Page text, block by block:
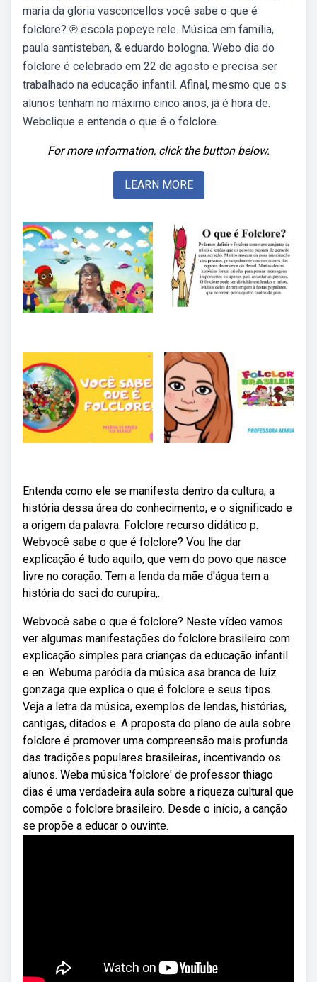
maria da gloria vasconcellos você sabe o que é
folclore? ℗ escola popeye rele. Música em família,
paula santisteban, & eduardo bologna. Webo dia do
folclore é celebrado em 22 de agosto e precisa ser
trabalhado na educação infantil. Afinal, mesmo que os
alunos tenham no máximo cinco anos, já é hora de.
Webclique e entenda o que é o folclore.
For more information, click the button below.
LEARN MORE
Entenda como ele se manifesta dentro da cultura, a
história dessa área do conhecimento, e o significado e
a origem da palavra. Folclore recurso didático p.
Webvocê sabe o que é folclore? Vou lhe dar
explicação é tudo aquilo, que vem do povo que nasce
livre no coração. Tem a lenda da mãe d'água tem a
história do saci do curupira,.
Webvocê sabe o que é folclore? Neste vídeo vamos
ver algumas manifestações do folclore brasileiro com
explicação simples para crianças da educação infantil
e en. Webuma paródia da música asa branca de luiz
gonzaga que explica o que é folclore e seus tipos.
Veja a letra da música, exemplos de lendas, histórias,
cantigas, ditados e. A proposta do plano de aula sobre
folclore é promover uma compreensão mais profunda
das tradições populares brasileiras, incentivando os
alunos. Weba música 'folclore' de professor thiago
dias é uma verdadeira aula sobre a riqueza cultural que
compõe o folclore brasileiro. Desde o início, a canção
se propõe a educar o ouvinte.